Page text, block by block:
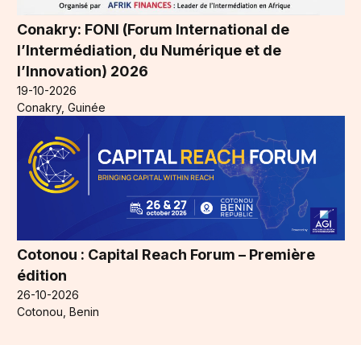
Conakry: FONI (Forum International de
l’Intermédiation, du Numérique et de
l’Innovation) 2026
19-10-2026
Conakry, Guinée
Cotonou : Capital Reach Forum – Première
édition
26-10-2026
Cotonou, Benin